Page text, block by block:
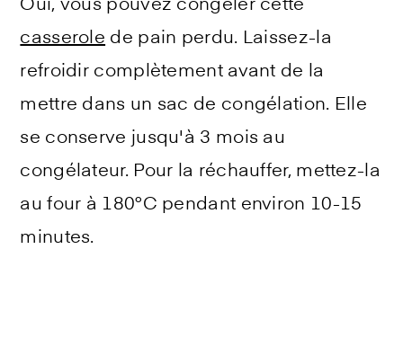
Oui, vous pouvez congeler cette
casserole de pain perdu. Laissez-la
refroidir complètement avant de la
mettre dans un sac de congélation. Elle
se conserve jusqu'à 3 mois au
congélateur. Pour la réchauffer, mettez-la
au four à 180°C pendant environ 10-15
minutes.